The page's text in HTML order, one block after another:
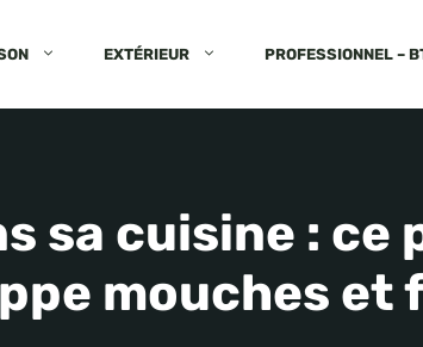
EXTÉRIEUR PROFESSIONNEL –
sa cuisine :
mouches et